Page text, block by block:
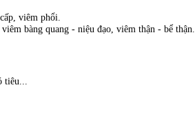
viêm phổi.
bàng quang - niệu đạo, viêm thận - bể thận.
tiêu...